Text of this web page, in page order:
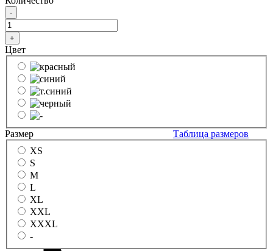
-
+
Цвет
Размер
Таблица размеров
XS
S
M
L
XL
XXL
XXXL
-